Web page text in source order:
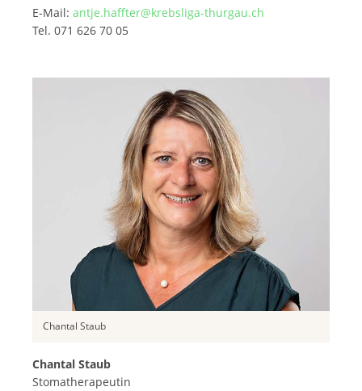
E-Mail: antje.haffter@krebsliga-thurgau.ch
Tel. 071 626 70 05
Chantal Staub
Chantal Staub
Stomatherapeutin